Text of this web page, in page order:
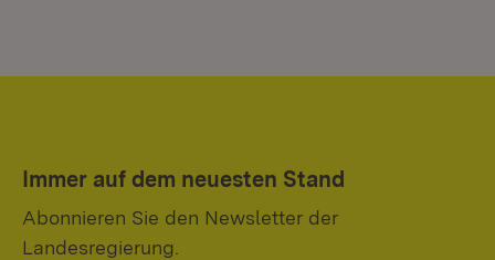
Immer auf dem neuesten Stand
Abonnieren Sie den Newsletter der
Landesregierung.